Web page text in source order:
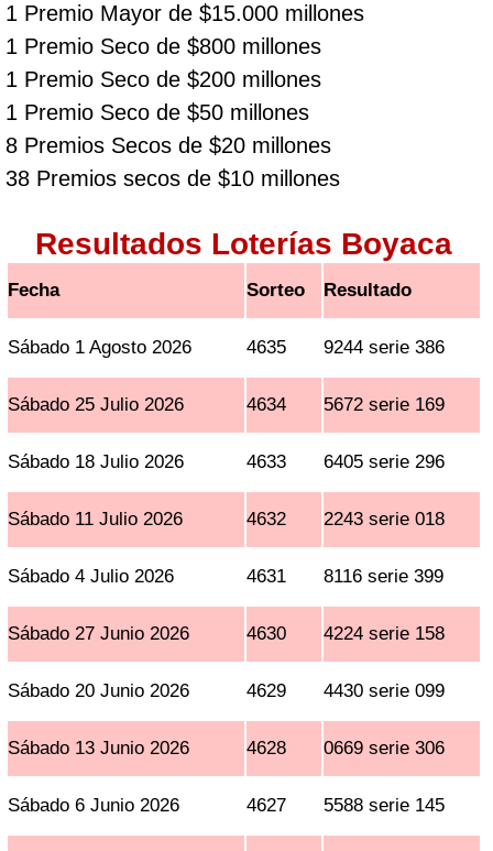
1 Premio Mayor de $15.000 millones
1 Premio Seco de $800 millones
1 Premio Seco de $200 millones
1 Premio Seco de $50 millones
8 Premios Secos de $20 millones
38 Premios secos de $10 millones
Resultados Loterías Boyaca
Fecha Sorteo Resultado
Sábado 1 Agosto 2026 4635 9244 serie 386
Sábado 25 Julio 2026 4634 5672 serie 169
Sábado 18 Julio 2026 4633 6405 serie 296
Sábado 11 Julio 2026 4632 2243 serie 018
Sábado 4 Julio 2026 4631 8116 serie 399
Sábado 27 Junio 2026 4630 4224 serie 158
Sábado 20 Junio 2026 4629 4430 serie 099
Sábado 13 Junio 2026 4628 0669 serie 306
Sábado 6 Junio 2026 4627 5588 serie 145